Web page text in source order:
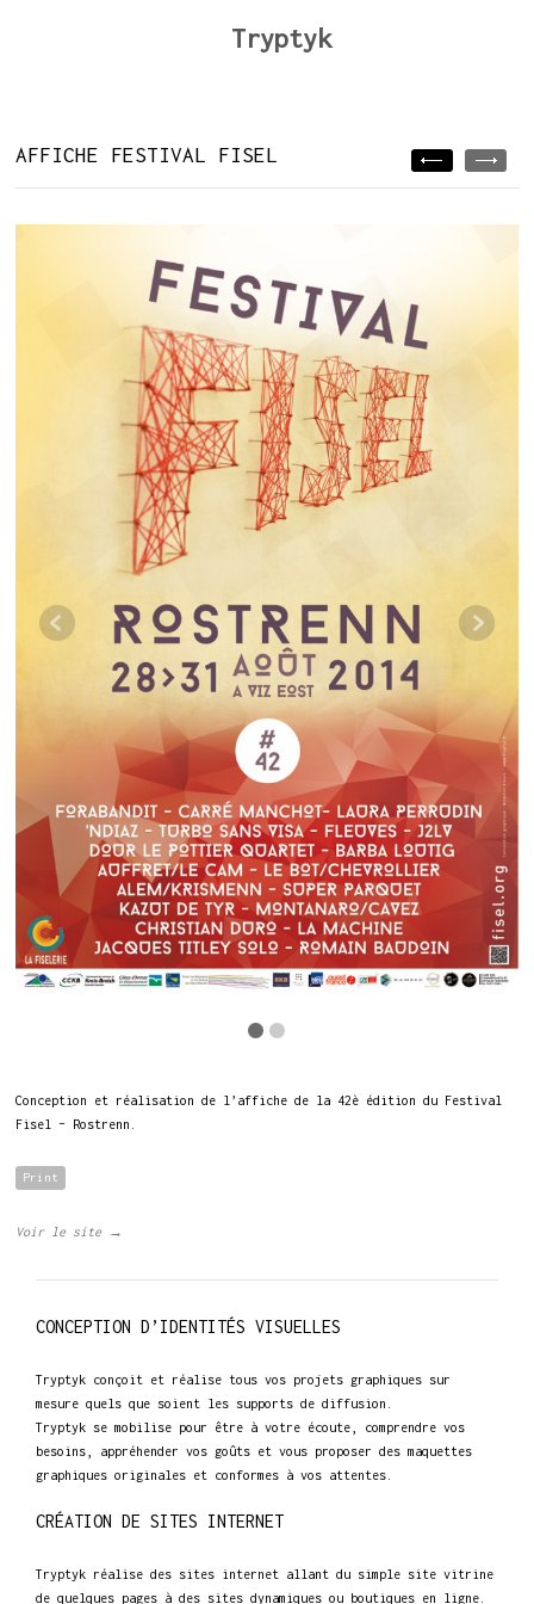
Tryptyk
AFFICHE FESTIVAL FISEL
Conception et réalisation de l’affiche de la 42è édition du Festival
Fisel – Rostrenn.
Print
Voir le site →
CONCEPTION D’IDENTITÉS VISUELLES
Tryptyk conçoit et réalise tous vos projets graphiques sur
mesure quels que soient les supports de diffusion.
Tryptyk se mobilise pour être à votre écoute, comprendre vos
besoins, appréhender vos goûts et vous proposer des maquettes
graphiques originales et conformes à vos attentes.
CRÉATION DE SITES INTERNET
Tryptyk réalise des sites internet allant du simple site vitrine
de quelques pages à des sites dynamiques ou boutiques en ligne.